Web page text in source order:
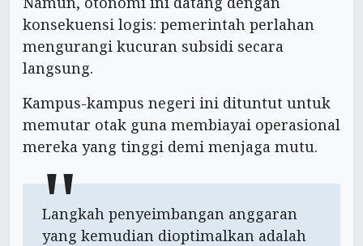
konsekuensi logis: pemerintah perlahan
mengurangi kucuran subsidi secara
langsung.
Kampus-kampus negeri ini dituntut untuk
memutar otak guna membiayai operasional
mereka yang tinggi demi menjaga mutu.
Langkah penyeimbangan anggaran
yang kemudian dioptimalkan adalah